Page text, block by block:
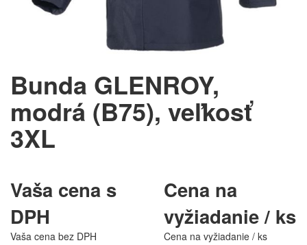
Bunda GLENROY,
modrá (B75), veľkosť
3XL
Vaša cena s
DPH
Cena na
vyžiadanie / ks
Vaša cena bez DPH
Cena na vyžiadanie / ks